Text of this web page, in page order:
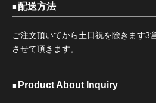
配送方法
ご注文頂いてから土日祝を除きます3
させて頂きます。
Product About Inquiry